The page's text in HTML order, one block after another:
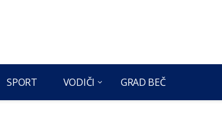
SPORT VODIČI GRAD BEČ